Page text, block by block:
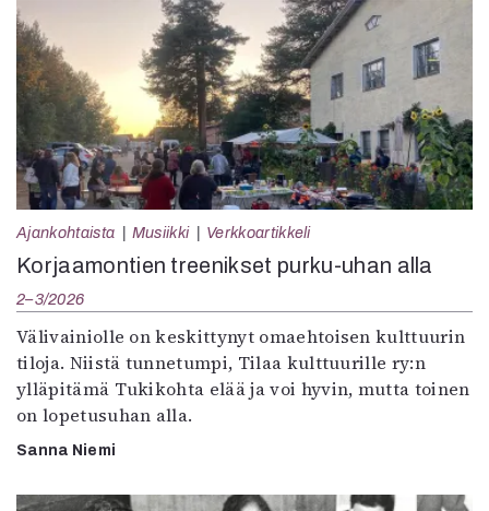
Ajankohtaista Musiikki Verkkoartikkeli
Korjaamontien treenikset purku-uhan alla
2–3/2026
Välivainiolle on keskittynyt omaehtoisen kulttuurin
tiloja. Niistä tunnetumpi, Tilaa kulttuurille ry:n
ylläpitämä Tukikohta elää ja voi hyvin, mutta toinen
on lopetusuhan alla.
Sanna Niemi